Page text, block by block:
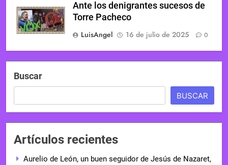
Ante los denigrantes sucesos de
Torre Pacheco
LuisAngel
16 de julio de 2025 0
Buscar
BUSCAR
Artículos recientes
Aurelio de León, un buen seguidor de Jesús de Nazaret,